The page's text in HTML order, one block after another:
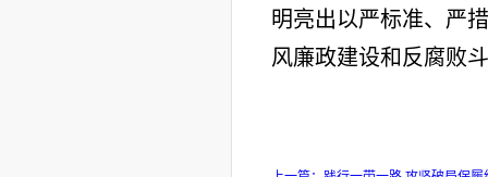
明亮出以严标准、严
风廉政建设和反腐败